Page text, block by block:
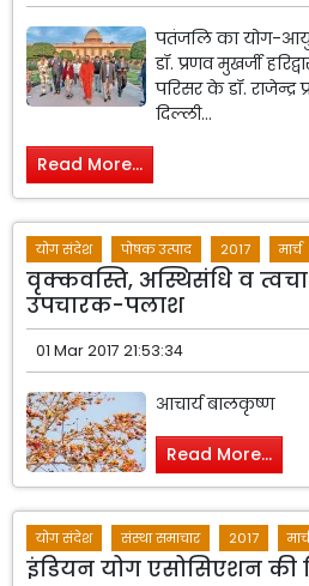
पतंजलि का योग-
डॉ. प्रणव मुखर्जी
परिसर के डॉ. राजेन्द्र
दिल्ली...
Read More...
योग संदेश पोषक उत्पाद 2017 मार्च
वृक्कवस्ति, अस्थिसंधि व
उपचारक-पलाश
01 Mar 2017 21:53:34
आचार्य बालकृष्ण
Read More...
योग संदेश संस्था समाचार 2017
इंडियन योग एसोसिएशन